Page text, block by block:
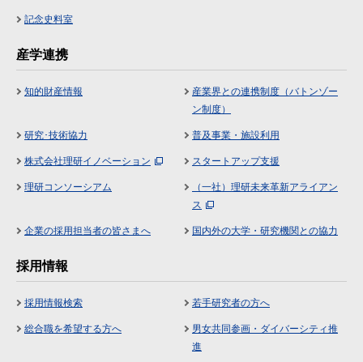
記念史料室
産学連携
知的財産情報
産業界との連携制度（バトンゾー
ン制度）
研究･技術協力 普及事業・施設利用
株式会社理研イノベーション スタートアップ支援
理研コンソーシアム
（一社）理研未来革新アライアン
ス
企業の採用担当者の皆さまへ 国内外の大学・研究機関との協力
採用情報
採用情報検索 若手研究者の方へ
総合職を希望する方へ
男女共同参画・ダイバーシティ推
進